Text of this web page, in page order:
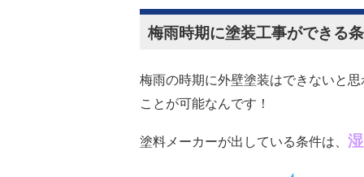
梅雨時期に塗装工事ができる
梅雨の時期に外壁塗装はできないと
ことが可能なんです！
塗料メーカーが出している条件は、